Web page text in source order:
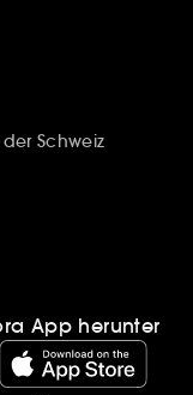
Schweiz
App herunter